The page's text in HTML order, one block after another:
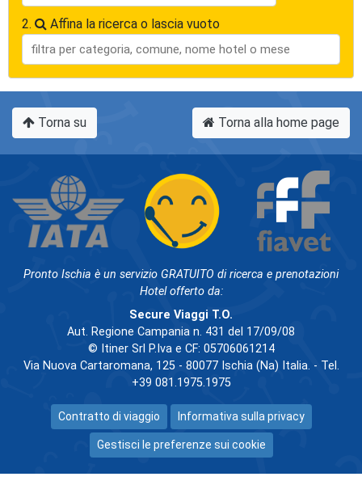
2. Affina la ricerca o lascia vuoto
Torna su Torna alla home page
Pronto Ischia è un servizio GRATUITO di ricerca e prenotazioni
Hotel offerto da:
Secure Viaggi T.O.
Aut. Regione Campania n. 431 del 17/09/08
© Itiner Srl P.Iva e CF: 05706061214
Via Nuova Cartaromana, 125 - 80077 Ischia (Na) Italia. - Tel.
+39 081.1975.1975
Contratto di viaggio Informativa sulla privacy
Gestisci le preferenze sui cookie